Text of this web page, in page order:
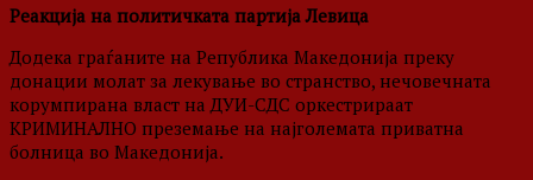
Реакција на политичката партија Левица
Додека граѓаните на Република Македонија преку
донации молат за лекување во странство, нечовечната
корумпирана власт на ДУИ-СДС оркестрираат
КРИМИНАЛНО преземање на најголемата приватна
болница во Македонија.